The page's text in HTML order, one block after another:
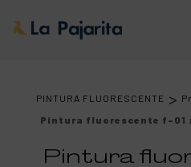
PINTURA FLUORESCENTE >
Pintura fluorescente f-01
Pintura